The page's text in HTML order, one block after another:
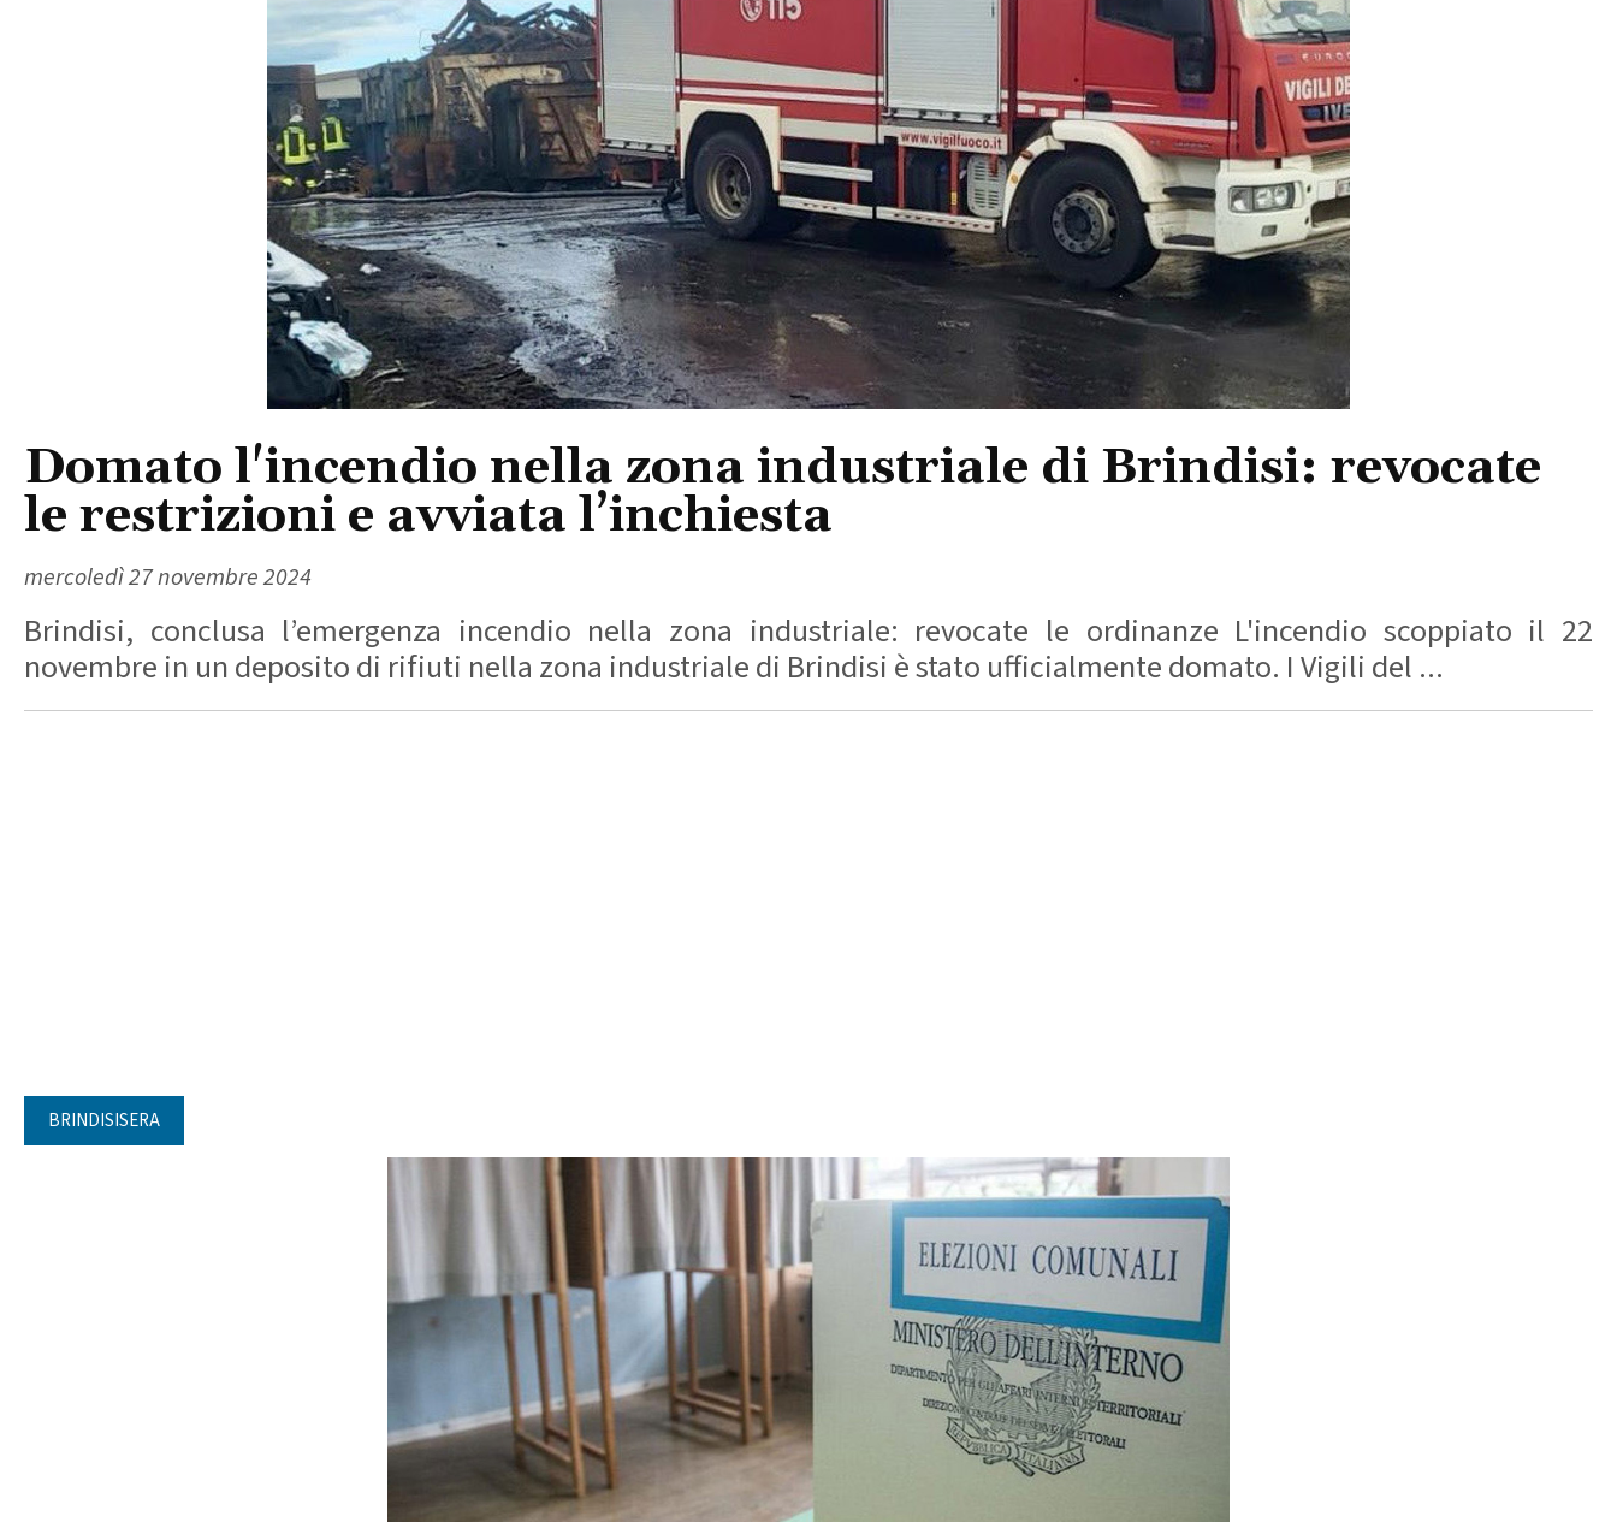
Domato l'incendio nella zona industriale di Brindisi: revocate
le restrizioni e avviata l’inchiesta
mercoledì 27 novembre 2024
Brindisi, conclusa l’emergenza incendio nella zona industriale: revocate le ordinanze L'incendio scoppiato il 22
novembre in un deposito di rifiuti nella zona industriale di Brindisi è stato ufficialmente domato. I Vigili del ...
BRINDISISERA